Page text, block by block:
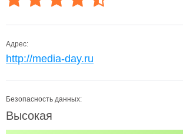
Адрес:
http://media-day.ru
Безопасность данных:
Высокая